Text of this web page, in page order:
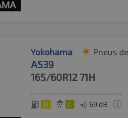
Yokohama Pneus
A539
165/60R12 71H
D C 69 dB